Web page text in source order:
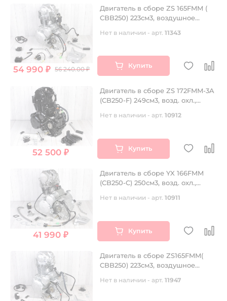
54 990 ₽ 56 240.00 ₽
Двигатель в сборе ZS 165FMM (
CBB250) 223см3, воздушное
балансир, 5 передач
Нет в наличии - арт.11343
Купить
52 500 ₽
Двигатель в сборе ZS 172FMM-3A
(CB250-F) 249см3, возд. охл.,
Нет в наличии - арт.10912
Купить
41 990 ₽
Двигатель в сборе YX 166FMM
(CB250-C) 250см3, возд. охл.,
Нет в наличии - арт.10911
Купить
Двигатель в сборе ZS165FMM(
CBB250) 223см3, воздушное
(для ATV 4 пер + реверс)
Нет в наличии - арт.11947